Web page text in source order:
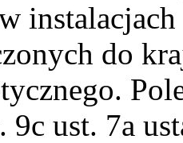
do
9c ust. 7a